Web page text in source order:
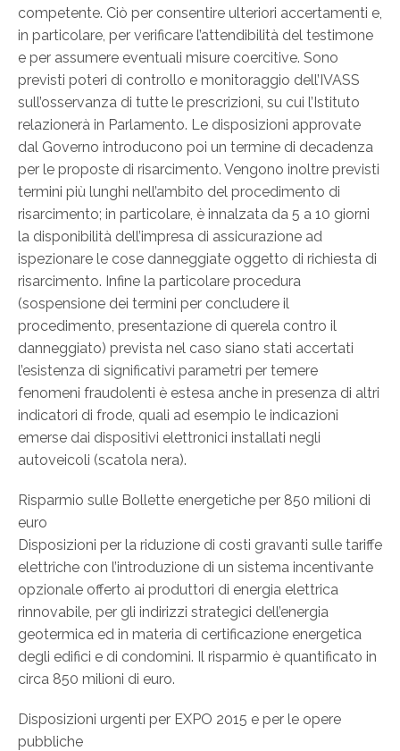
competente. Ciò per consentire ulteriori accertamenti e,
in particolare, per verificare l’attendibilità del testimone
e per assumere eventuali misure coercitive. Sono
previsti poteri di controllo e monitoraggio dell’IVASS
sull’osservanza di tutte le prescrizioni, su cui l’Istituto
relazionerà in Parlamento. Le disposizioni approvate
dal Governo introducono poi un termine di decadenza
per le proposte di risarcimento. Vengono inoltre previsti
termini più lunghi nell’ambito del procedimento di
risarcimento; in particolare, è innalzata da 5 a 10 giorni
la disponibilità dell’impresa di assicurazione ad
ispezionare le cose danneggiate oggetto di richiesta di
risarcimento. Infine la particolare procedura
(sospensione dei termini per concludere il
procedimento, presentazione di querela contro il
danneggiato) prevista nel caso siano stati accertati
l’esistenza di significativi parametri per temere
fenomeni fraudolenti è estesa anche in presenza di altri
indicatori di frode, quali ad esempio le indicazioni
emerse dai dispositivi elettronici installati negli
autoveicoli (scatola nera).
Risparmio sulle Bollette energetiche per 850 milioni di
euro
Disposizioni per la riduzione di costi gravanti sulle tariffe
elettriche con l’introduzione di un sistema incentivante
opzionale offerto ai produttori di energia elettrica
rinnovabile, per gli indirizzi strategici dell’energia
geotermica ed in materia di certificazione energetica
degli edifici e di condomini. Il risparmio è quantificato in
circa 850 milioni di euro.
Disposizioni urgenti per EXPO 2015 e per le opere
pubbliche